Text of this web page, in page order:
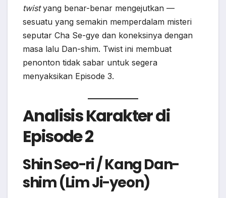
twistyang benar-benar mengejutkan —
sesuatu yang semakin memperdalam misteri
seputar Cha Se-gye dan koneksinya dengan
masa lalu Dan-shim. Twist ini membuat
penonton tidak sabar untuk segera
menyaksikan Episode 3.
Analisis Karakter di
Episode 2
Shin Seo-ri / Kang Dan-
shim (Lim Ji-yeon)